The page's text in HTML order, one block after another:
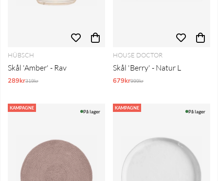
HÜBSCH
Skål 'Amber' - Rav
289krNormalpris:
319kr
HOUSE DOCTOR
Skål 'Berry' - Natur L
679krNormalpris:
999kr
KAMPAGNE
På lager
KAMPAGNE
På lager